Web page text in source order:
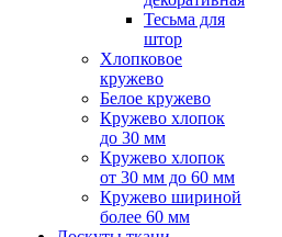
Тесьма для
штор
Хлопковое
кружево
Белое кружево
Кружево хлопок
до 30 мм
Кружево хлопок
от 30 мм до 60 мм
Кружево шириной
более 60 мм